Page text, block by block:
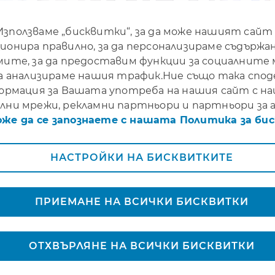
07.04.2026 г.
Central Europe & One
регионално
за финансовото
„бисквитки“, за да може нашият сайт
правилно, за да персонализираме
за да предоставим функции за социалните
анализираме нашия трафик.Ние също така
за Вашата употреба на нашия сайт с
мрежи, рекламни партньори и партньори за
да се запознаете с нашата Политика за
НАСТРОЙКИ НА БИСКВИТКИТЕ
ОТХВЪРЛЯНЕ НА ВСИЧКИ БИСКВИТКИ
ПРИЕМАНЕ НА ВСИЧКИ БИСКВИТКИ